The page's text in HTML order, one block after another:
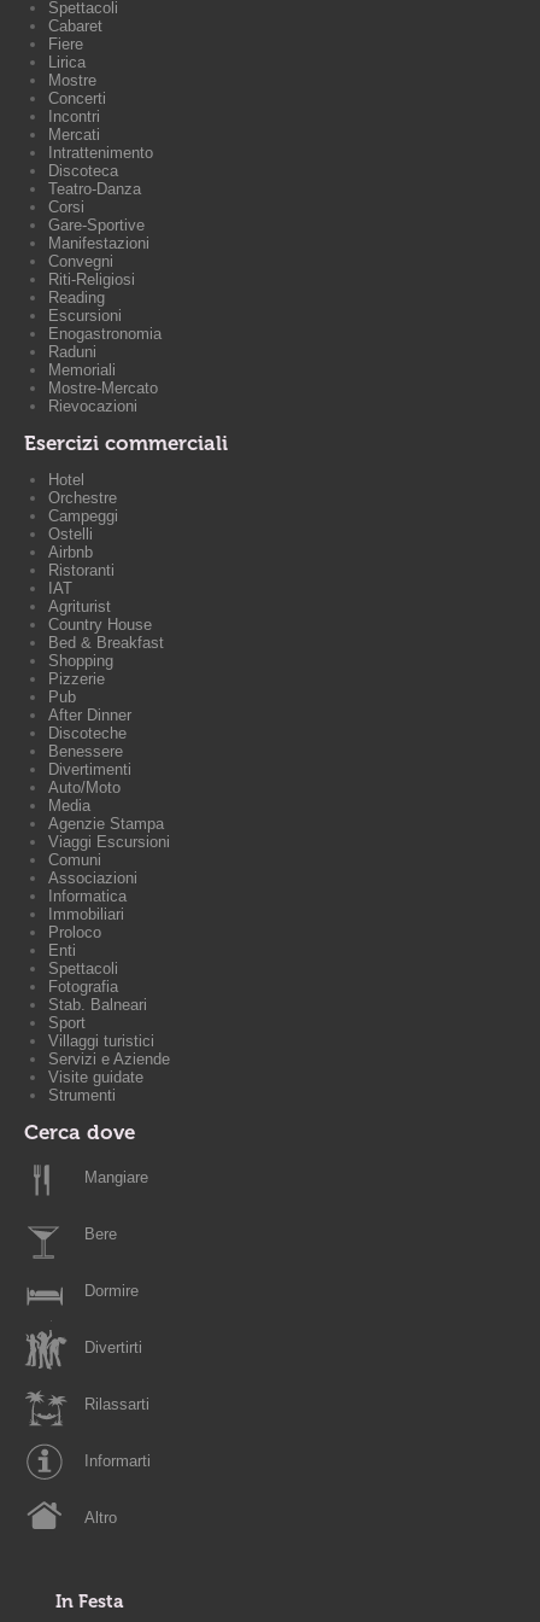
Spettacoli
Cabaret
Fiere
Lirica
Mostre
Concerti
Incontri
Mercati
Intrattenimento
Discoteca
Teatro-Danza
Corsi
Gare-Sportive
Manifestazioni
Convegni
Riti-Religiosi
Reading
Escursioni
Enogastronomia
Raduni
Memoriali
Mostre-Mercato
Rievocazioni
Esercizi commerciali
Hotel
Orchestre
Campeggi
Ostelli
Airbnb
Ristoranti
IAT
Agriturist
Country House
Bed & Breakfast
Shopping
Pizzerie
Pub
After Dinner
Discoteche
Benessere
Divertimenti
Auto/Moto
Media
Agenzie Stampa
Viaggi Escursioni
Comuni
Associazioni
Informatica
Immobiliari
Proloco
Enti
Spettacoli
Fotografia
Stab. Balneari
Sport
Villaggi turistici
Servizi e Aziende
Visite guidate
Strumenti
Cerca dove
Mangiare
Bere
Dormire
Divertirti
Rilassarti
Informarti
Altro
In Festa